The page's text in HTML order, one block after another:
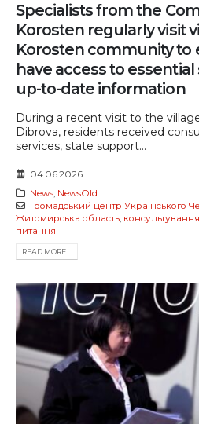
Specialists from the
Korosten regularly visit
Korosten community to
have access to
up-to-date information
During a recent visit to the
Dibrova, residents received
services, state support...
04.06.2026
News, NewsOld
Громадський центр Українського
Житомирська область консультування
питання
READ MORE...